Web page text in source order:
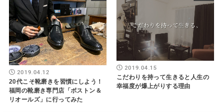
2019.04.12
20代こそ靴磨きを習慣にしよう！
福岡の靴磨き専門店「ボストン＆
リオールズ」に行ってみた
2019.04.15
こだわりを持って生きると人生の
幸福度が爆上がりする理由